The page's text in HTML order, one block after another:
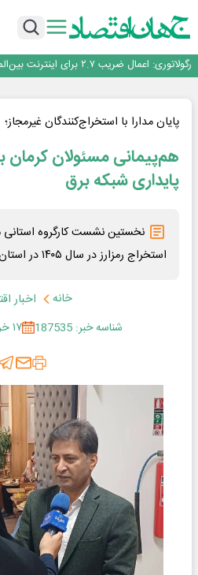
یک اشتباه کلاد، تمام اطلاعات کاربر را به باد داد
رگولاتوری: اعمال ضریب ۲.۷ برای اینترنت بین‌الملل صحت ندارد
با تقاضای برق ناپایدار هوش مصنوعی خودزنی
یک اشتباه کلاد، تمام اطلاعات کاربر را به باد داد
پایان مدارا با استخراج‌کنندگان غیرمجاز؛
هم‌پیمانی مسئولان کرمان
پایداری شبکه برق
نخستین نشست کارگروه استانی
استخراج رمزارز در سال ۱۴۰۵ در استان کرمان برگزار شد
خانه
اخبار
شناسه خبر: 187535
۱۷ خرداد ۱۴۰۵